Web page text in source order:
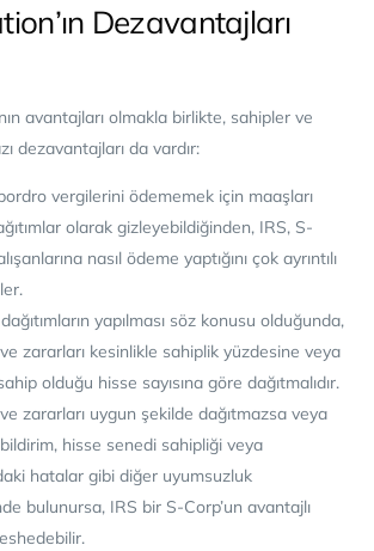
Dezavantajları
avantajları olmakla birlikte, sahipler ve
dezavantajları da vardır:
vergilerini ödememek için maaşları
olarak gizleyebildiğinden, IRS, S-
nasıl ödeme yaptığını çok ayrıntılı
yapılması söz konusu olduğunda,
zararları kesinlikle sahiplik yüzdesine veya
olduğu hisse sayısına göre dağıtmalıdır.
zararları uygun şekilde dağıtmazsa veya
bildirim, hisse senedi sahipliği veya
hatalar gibi diğer uyumsuzluk
bulunursa, IRS bir S-Corp’un avantajlı